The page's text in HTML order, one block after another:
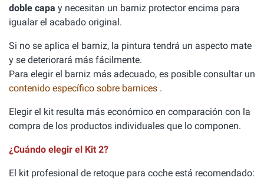
doble capa y necesitan un barniz protector encima para
igualar el acabado original.
Si no se aplica el barniz, la pintura tendrá un aspecto mate
y se deteriorará más fácilmente.
Para elegir el barniz más adecuado, es posible consultar un
contenido específico sobre barnices .
Elegir el kit resulta más económico en comparación con la
compra de los productos individuales que lo componen.
¿Cuándo elegir el Kit 2?
El kit profesional de retoque para coche está recomendado: